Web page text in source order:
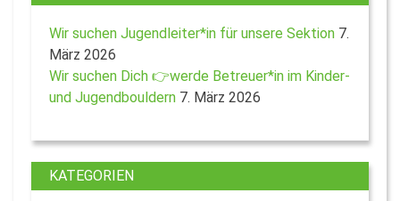
Wir suchen Jugendleiter*in für unsere Sektion 7.
März 2026
Wir suchen Dich 👉werde Betreuer*in im Kinder-
und Jugendbouldern 7. März 2026
KATEGORIEN